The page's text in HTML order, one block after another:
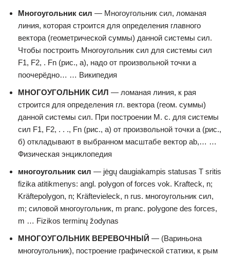
Многоугольник сил — Многоугольник сил, ломаная
линия, которая строится для определения главного
вектора (геометрической суммы) данной системы сил.
Чтобы построить Многоугольник сил для системы сил
F1, F2, . Fn (рис., а), надо от произвольной точки а
поочерёдно… … Википедия
МНОГОУГОЛЬНИК СИЛ — ломаная линия, к рая
строится для определения гл. вектора (геом. суммы)
данной системы сил. При построении М. с. для системы
сил F1, F2, . . ., Fn (рис., а) от произвольной точки а (рис.,
б) откладывают в выбранном масштабе вектор аb,… …
Физическая энциклопедия
многоугольник сил — jėgų daugiakampis statusas T sritis
fizika atitikmenys: angl. polygon of forces vok. Krafteck, n;
Kräftepolygon, n; Kräftevieleck, n rus. многоугольник сил,
m; силовой многоугольник, m pranc. polygone des forces,
m … Fizikos terminų žodynas
МНОГОУГОЛЬНИК ВЕРЕВОЧНЫЙ — (Вариньона
многоугольник), построение графической статики, к рым